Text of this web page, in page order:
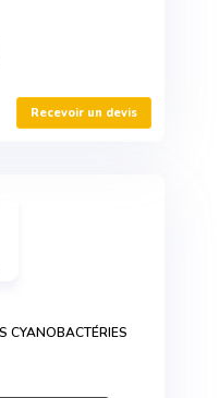
Recevoir un devis
CYANOBACTÉRIES